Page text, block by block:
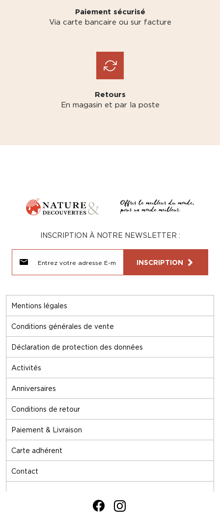
Paiement sécurisé
Via carte bancaire ou sur facture
Retours
En magasin et par la poste
Mentions légales
Conditions générales de vente
Déclaration de protection des données
Activités
Anniversaires
Conditions de retour
Paiement & Livraison
Carte adhérent
Contact
INSCRIPTION À NOTRE NEWSLETTER :
INSCRIPTION